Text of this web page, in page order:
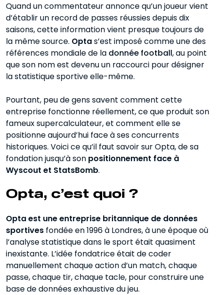
Le supercalculateur Opta, comment ça
marche
Power Rankings Opta liste des
meilleures équipes de foot du monde
Fiabilité des données Opta ce qu’il faut
Opta vs Wyscout vs StatsBomb où se
positionne Opta
Opta, en résumé
Quand un commentateur annonce qu’un joueur vient
d’établir un record de passes réussies depuis dix
saisons, cette information vient presque toujours de
la même source. Optas’est imposé comme une des
références mondiale de la donnée football, au point
que son nom est devenu un raccourci pour désigner
la statistique sportive elle-même.
Pourtant, peu de gens savent comment cette
entreprise fonctionne réellement, ce que produit son
fameux supercalculateur, et comment elle se
positionne aujourd’hui face à ses concurrents
historiques. Voici ce qu’il faut savoir sur Opta, de sa
fondation jusqu’à son positionnement face à
Wyscout et StatsBomb.
Opta, c’est quoi ?
Opta est une entreprise britannique de données
sportives fondée en 1996 à Londres, à une époque où
l’analyse statistique dans le sport était quasiment
inexistante. L’idée fondatrice était de coder
manuellement chaque action d’un match, chaque
passe, chaque tir, chaque tacle, pour construire une
base de données exhaustive du jeu.